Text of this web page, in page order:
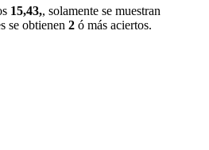
15,43,, solamente se muestran
se obtienen 2 ó más aciertos.